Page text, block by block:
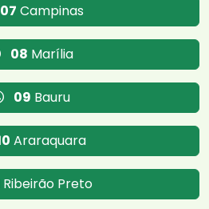
07 Campinas
08 Marília
09 Bauru
Araraquara
Ribeirão Preto